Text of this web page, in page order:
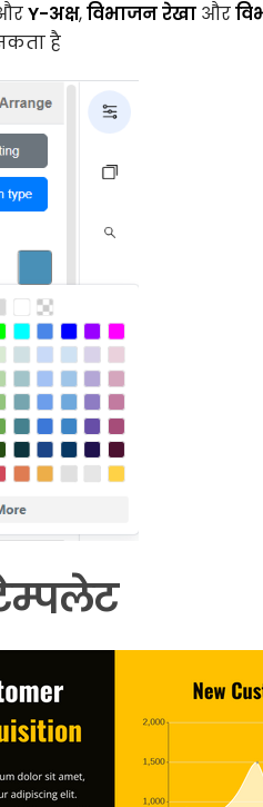
Y-अक्ष,विभाजन रेखा और
है